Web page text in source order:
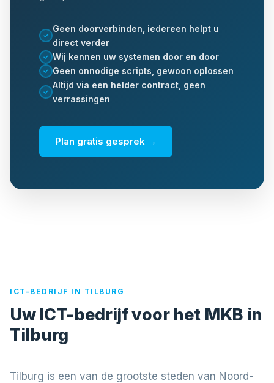
✓
Geen doorverbinden, iedereen helpt u
direct verder
✓ Wij kennen uw systemen door en door
✓ Geen onnodige scripts, gewoon oplossen
✓
Altijd via een helder contract, geen
verrassingen
Plan gratis gesprek →
ICT-BEDRIJF IN TILBURG
Uw ICT-bedrijf voor het MKB in
Tilburg
Tilburg is een van de grootste steden van Noord-